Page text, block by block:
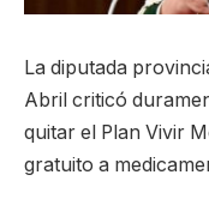
La diputada
Abril criticó
quitar el Plan Vivir
gratuito a